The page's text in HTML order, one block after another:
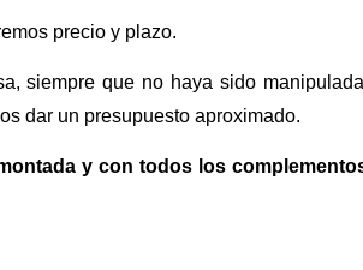
precio y plazo.
siempre que no haya sido
dar un presupuesto aproximado.
y con todos los